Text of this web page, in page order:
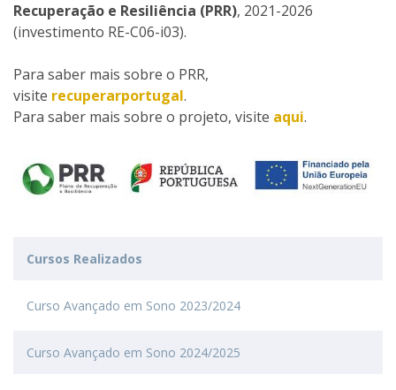
Recuperação e Resiliência (PRR), 2021-2026
(investimento RE-C06-i03).
Para saber mais sobre o PRR,
visite recuperarportugal.
Para saber mais sobre o projeto, visite aqui.
Cursos Realizados
Curso Avançado em Sono 2023/2024
Curso Avançado em Sono 2024/2025